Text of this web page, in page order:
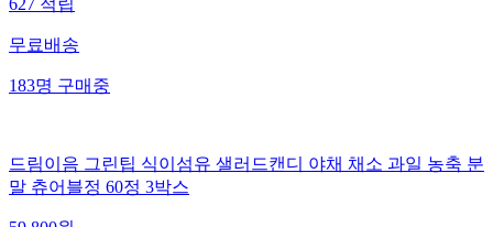
627적립
무료배송
183명구매중
드림이음 그린팁 식이섬유 샐러드캔디 야채 채소 과일 농축 분
말 츄어블정 60정 3박스